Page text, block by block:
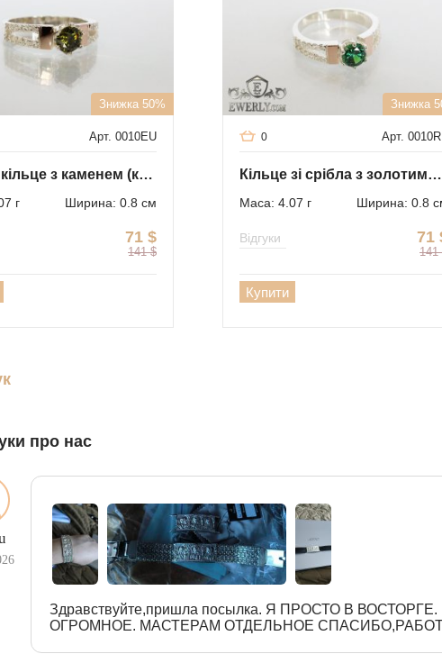
Знижка 50%
Арт. 0010EU
Срібне кільце з каменем (колір - олива)
г Ширина: 0.8 см
71 $
141 $
Знижка
Арт.
0
Кільце зі срібла з золотими вставками
Маса: 4.07 г Ширина: 0.8
71
141
Відгуки
Купити
про нас
Здравствуйте,пришла посылка. Я ПРОСТО В
ОГРОМНОЕ. МАСТЕРАМ ОТДЕЛЬНОЕ